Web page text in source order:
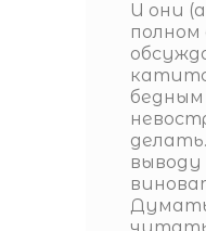
И они
полном
бедным
выводу